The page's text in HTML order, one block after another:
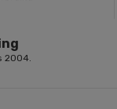
2004.